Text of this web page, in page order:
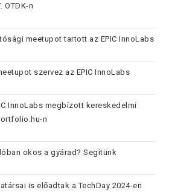
OTDK-n
meetupot tartott az EPIC InnoLabs
szervez az EPIC InnoLabs
InnoLabs megbízott kereskedelmi
n
okos a gyárad? Segítünk
is előadtak a TechDay 2024-en